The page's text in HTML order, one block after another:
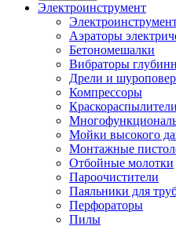
Электроинструмент
Аэраторы
Бетономешалки
Вибраторы
Дрели и
Компрессоры
Краскораспылители
Мойки высокого
Монтажные
Отбойные молотки
Пароочистители
Паяльники для
Перфораторы
Пилы